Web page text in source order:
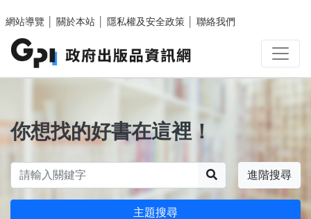
網站導覽
關於本站 隱私權及安全政策 聯絡我們
你想找的好書在這裡！
進階搜尋
主題搜尋